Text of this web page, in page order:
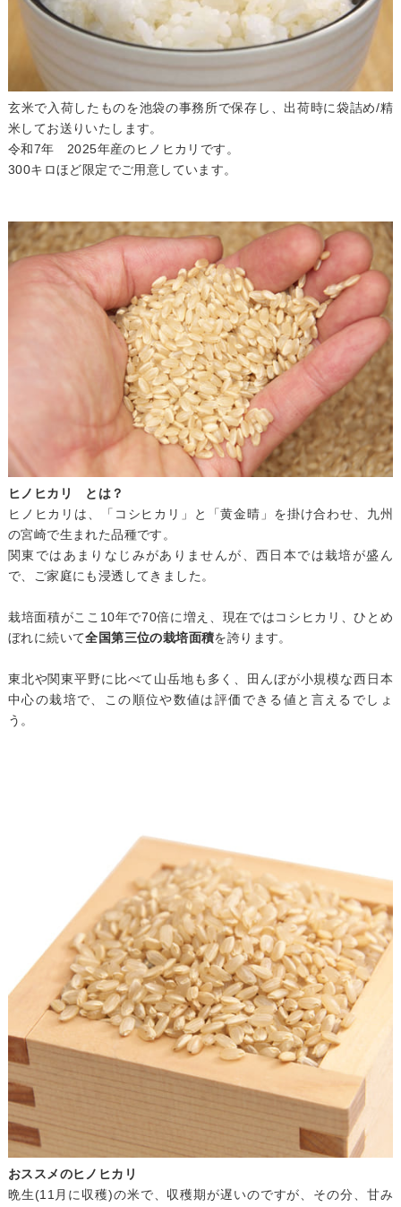
玄米で入荷したものを池袋の事務所で保存し、出荷時に袋詰め/精
米してお送りいたします。
令和7年 2025年産のヒノヒカリです。
300キロほど限定でご用意しています。
ヒノヒカリ とは？
ヒノヒカリは、「コシヒカリ」と「黄金晴」を掛け合わせ、九州
の宮崎で生まれた品種です。
関東ではあまりなじみがありませんが、西日本では栽培が盛ん
で、ご家庭にも浸透してきました。
栽培面積がここ10年で70倍に増え、現在ではコシヒカリ、ひとめ
ぼれに続いて全国第三位の栽培面積を誇ります。
東北や関東平野に比べて山岳地も多く、田んぼが小規模な西日本
中心の栽培で、この順位や数値は評価できる値と言えるでしょ
う。
おススメのヒノヒカリ
晩生(11月に収穫)の米で、収穫期が遅いのですが、その分、甘み